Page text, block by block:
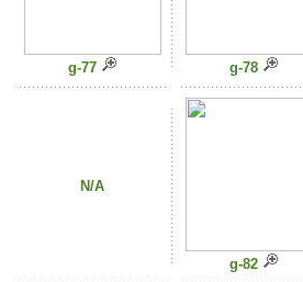
g-77 g-78
N/A
g-82